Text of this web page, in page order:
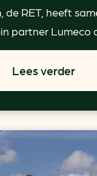
de RET, heeft
partner Lumeco
Lees verder